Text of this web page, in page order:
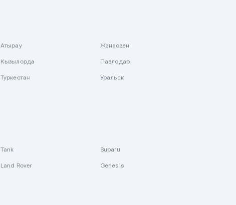
Атырау Жанаозен
Кызылорда Павлодар
Туркестан Уральск
Tank Subaru
Land Rover Genesis